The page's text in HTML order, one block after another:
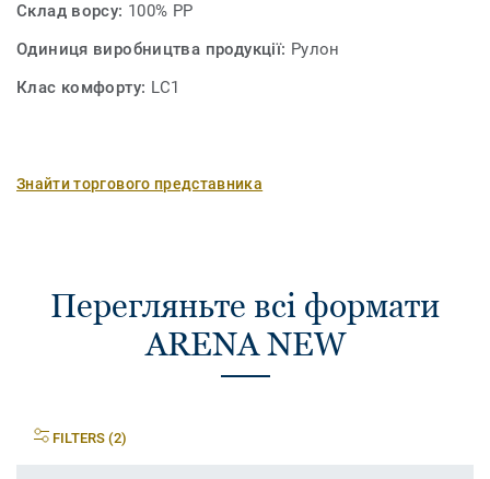
Склад ворсу: 100% PP
Одиниця виробництва продукції: Рулон
Клас комфорту: LC1
Знайти торгового представника
Перегляньте всі формати
ARENA NEW
FILTERS (2)